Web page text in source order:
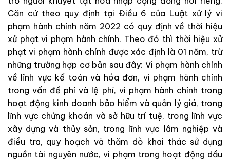
Căn cứ theo quy định tại Điều 6 của Luật xử lý vi
phạm hành chính năm 2022 có quy định về thời hiệu
xử phạt vi phạm hành chính. Theo đó thì thời hiệu xử
phạt vi phạm hành chính được xác định là 01 năm, trừ
những trường hợp cơ bản sau đây: Vi phạm hành chính
về lĩnh vực kế toán và hóa đơn, vi phạm hành chính
trong vấn đề phí và lệ phí, vi phạm hành chính trong
hoạt động kinh doanh bảo hiểm và quản lý giá, trong
lĩnh vực chứng khoán và sở hữu trí tuệ, trong lĩnh vực
xây dựng và thủy sản, trong lĩnh vực lâm nghiệp và
điều tra, quy hoạch và thăm dò khai thác sử dụng
nguồn tài nguyên nước, vi phạm trong hoạt động dầu